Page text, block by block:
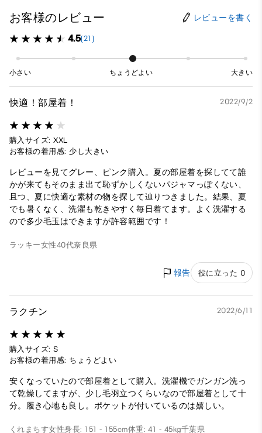
お客様のレビュー レビューを書く
4.5(21)
小さい ちょうどよい 大きい
快適！部屋着！ 2022/9/2
購入サイズ: XXL
お客様の着用感: 少し大きい
レビューを見てグレー、ピンク購入。夏の部屋着を探してて誰
かが来てもそのまま出て恥ずかしくないパジャマっぽくない、
且つ、夏に快適な素材の物を探して辿りつきました。結果、夏
でも暑くなく、洗濯も乾きやすく毎日着てます。よく洗濯する
ので多少毛玉はできますが許容範囲です！
ラッキー女性40代奈良県
報告 役に立った 0
ラクチン 2022/6/11
購入サイズ: S
お客様の着用感: ちょうどよい
安くなっていたので部屋着として購入。洗濯機でガンガン洗っ
て乾燥してますが、少し毛羽立つくらいなので部屋着として十
分。履き心地も良し。ポケットが付いているのは嬉しい。
くれまちす女性身長: 151 - 155cm体重: 41 - 45kg千葉県